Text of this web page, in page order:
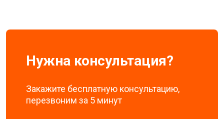
Нужна консультация?
Закажите бесплатную консультацию,
перезвоним за 5 минут